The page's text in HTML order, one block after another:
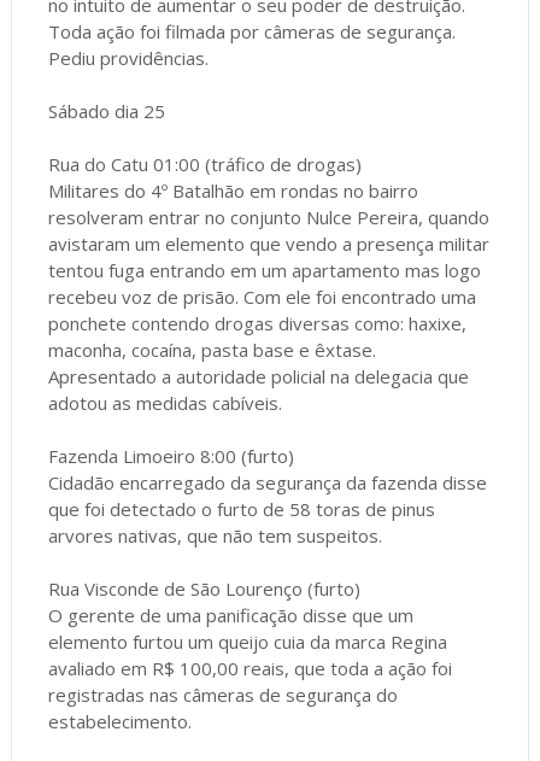
no intuito de aumentar o seu poder de destruição.
Toda ação foi filmada por câmeras de segurança.
Pediu providências.
Sábado dia 25
Rua do Catu 01:00 (tráfico de drogas)
Militares do 4º Batalhão em rondas no bairro
resolveram entrar no conjunto Nulce Pereira, quando
avistaram um elemento que vendo a presença militar
tentou fuga entrando em um apartamento mas logo
recebeu voz de prisão. Com ele foi encontrado uma
ponchete contendo drogas diversas como: haxixe,
maconha, cocaína, pasta base e êxtase.
Apresentado a autoridade policial na delegacia que
adotou as medidas cabíveis.
Fazenda Limoeiro 8:00 (furto)
Cidadão encarregado da segurança da fazenda disse
que foi detectado o furto de 58 toras de pinus
arvores nativas, que não tem suspeitos.
Rua Visconde de São Lourenço (furto)
O gerente de uma panificação disse que um
elemento furtou um queijo cuia da marca Regina
avaliado em R$ 100,00 reais, que toda a ação foi
registradas nas câmeras de segurança do
estabelecimento.